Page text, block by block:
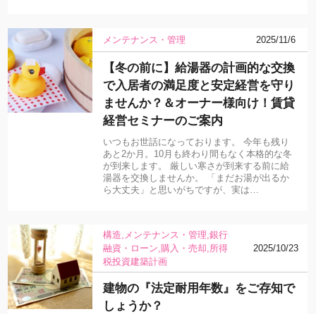
メンテナンス・管理 2025/11/6
【冬の前に】給湯器の計画的な交換
で入居者の満足度と安定経営を守り
ませんか？＆オーナー様向け！賃貸
経営セミナーのご案内
いつもお世話になっております。 今年も残り
あと2か月。10月も終わり間もなく本格的な冬
が到来します。 厳しい寒さが到来する前に給
湯器を交換しませんか。 「まだお湯が出るか
ら大丈夫」と思いがちですが、実は…
構造 メンテナンス・管理 銀行
融資・ローン 購入・売却 所得
税投資建築計画
2025/10/23
建物の『法定耐用年数』をご存知で
しょうか？